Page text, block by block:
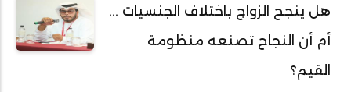
هل ينجح الزواج باختلاف الجنسيات ...
أم أن النجاح تصنعه منظومة
القيم؟